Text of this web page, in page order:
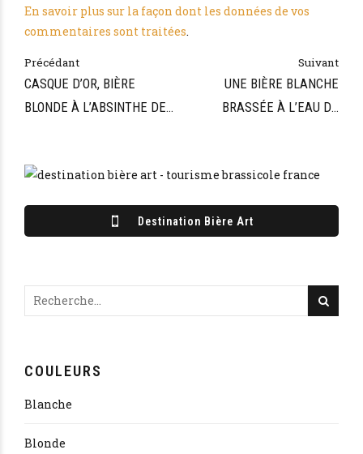
En savoir plus sur la façon dont les données de vos
commentaires sont traitées.
Précédant
CASQUE D’OR, BIÈRE
BLONDE À L’ABSINTHE DE
Suivant
UNE BIÈRE BLANCHE
BRASSÉE À L’EAU DE
Destination Bière Art
COULEURS
Blanche
Blonde